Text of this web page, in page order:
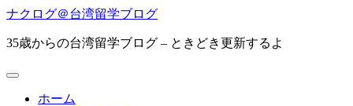
ナクログ＠台湾留学ブログ
35歳からの台湾留学ブログ – ときどき更新するよ
ホーム